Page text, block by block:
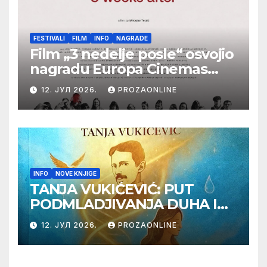
FESTIVALI FILM INFO NAGRADE
Film „3 nedelje posle“ osvojio
nagradu Europa Cinemas
Label na Filmskom festivalu
u Karlovim Varima
12. ЈУЛ 2026. PROZAONLINE
INFO NOVE KNJIGE
TANJA VUKIĆEVIĆ: PUT
PODMLADJIVANJA DUHA I
TELA SA TESLOM
12. ЈУЛ 2026. PROZAONLINE